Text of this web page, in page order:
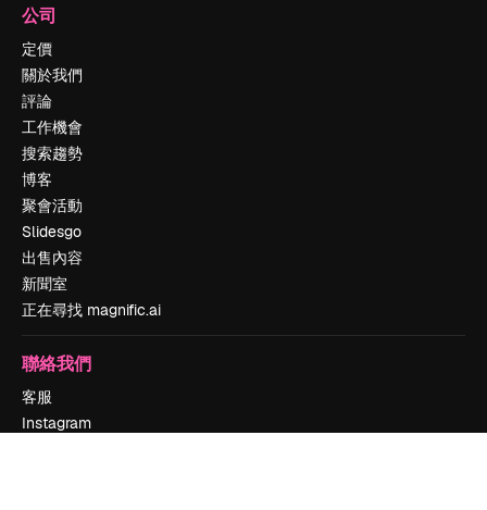
公司
定價
關於我們
評論
工作機會
搜索趨勢
博客
聚會活動
Slidesgo
出售內容
新聞室
正在尋找 magnific.ai
聯絡我們
客服
Instagram